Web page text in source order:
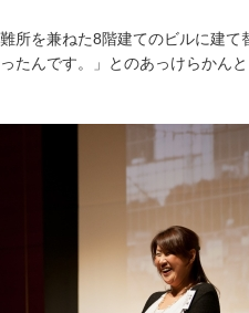
を兼ねた8階建てのビルに建て
たんです。」とのあっけらかん